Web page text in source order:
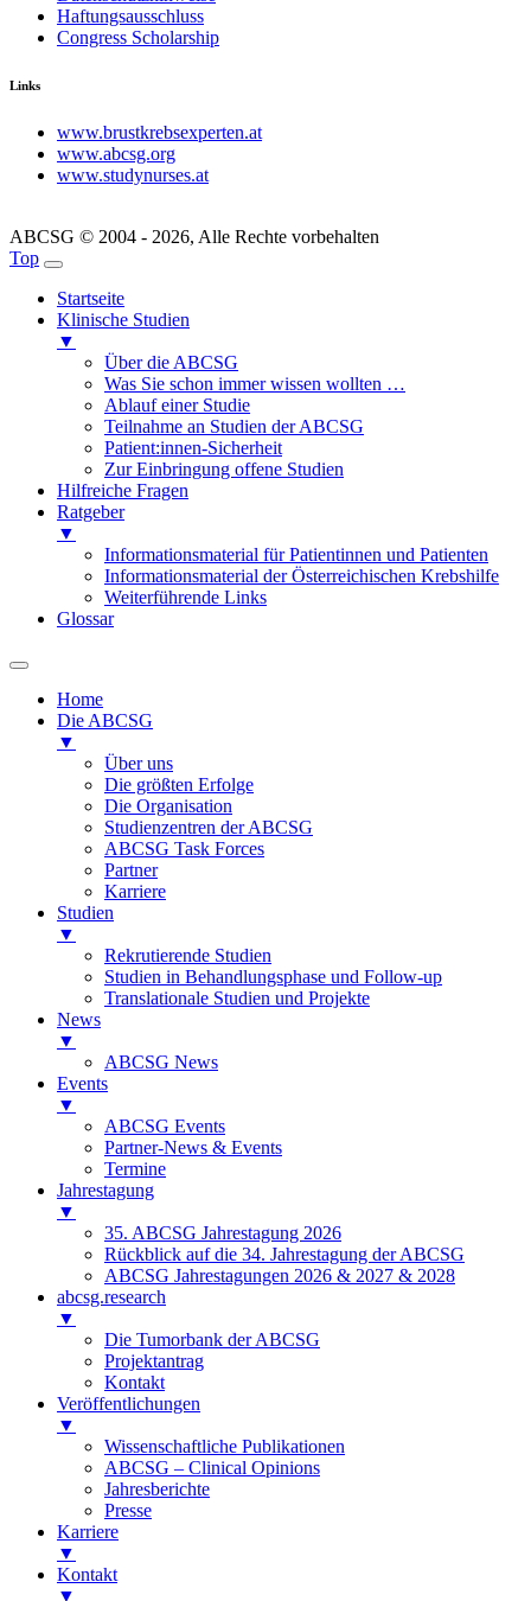
Haftungsausschluss
Congress Scholarship
Links
www.brustkrebsexperten.at
www.abcsg.org
www.studynurses.at
ABCSG © 2004 - 2026, Alle Rechte vorbehalten
Top
Startseite
Klinische Studien
▼
Über die ABCSG
Was Sie schon immer wissen wollten …
Ablauf einer Studie
Teilnahme an Studien der ABCSG
Patient:innen-Sicherheit
Zur Einbringung offene Studien
Hilfreiche Fragen
Ratgeber
▼
Informationsmaterial für Patientinnen und Patienten
Informationsmaterial der Österreichischen Krebshilfe
Weiterführende Links
Glossar
Home
Die ABCSG
▼
Über uns
Die größten Erfolge
Die Organisation
Studienzentren der ABCSG
ABCSG Task Forces
Partner
Karriere
Studien
▼
Rekrutierende Studien
Studien in Behandlungsphase und Follow-up
Translationale Studien und Projekte
News
▼
ABCSG News
Events
▼
ABCSG Events
Partner-News & Events
Termine
Jahrestagung
▼
35. ABCSG Jahrestagung 2026
Rückblick auf die 34. Jahrestagung der ABCSG
ABCSG Jahrestagungen 2026 & 2027 & 2028
abcsg.research
▼
Die Tumorbank der ABCSG
Projektantrag
Kontakt
Veröffentlichungen
▼
Wissenschaftliche Publikationen
ABCSG – Clinical Opinions
Jahresberichte
Presse
Karriere
▼
Kontakt
▼